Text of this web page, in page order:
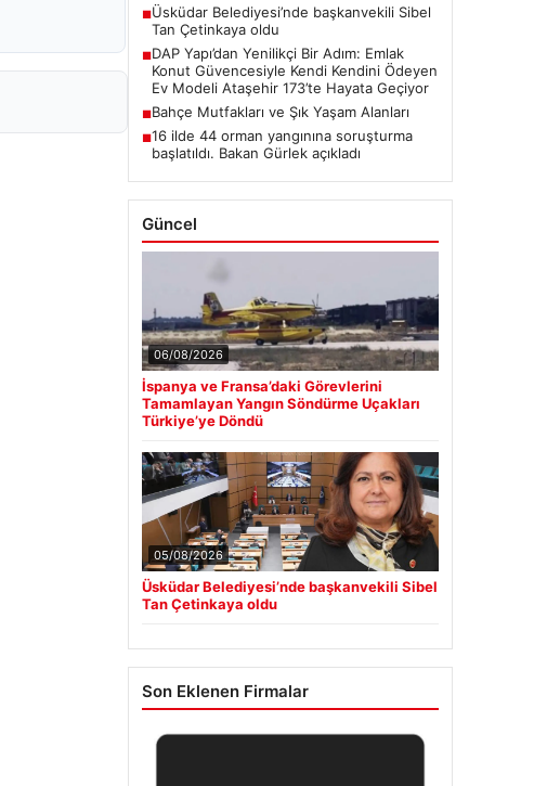
■Üsküdar Belediyesi’nde başkanvekili Sibel
Tan Çetinkaya oldu
■DAP Yapı’dan Yenilikçi Bir Adım: Emlak
Konut Güvencesiyle Kendi Kendini Ödeyen
Ev Modeli Ataşehir 173’te Hayata Geçiyor
■Bahçe Mutfakları ve Şık Yaşam Alanları
■16 ilde 44 orman yangınına soruşturma
başlatıldı. Bakan Gürlek açıkladı
Güncel
06/08/2026
İspanya ve Fransa’daki Görevlerini
Tamamlayan Yangın Söndürme Uçakları
Türkiye’ye Döndü
05/08/2026
Üsküdar Belediyesi’nde başkanvekili Sibel
Tan Çetinkaya oldu
Son Eklenen Firmalar